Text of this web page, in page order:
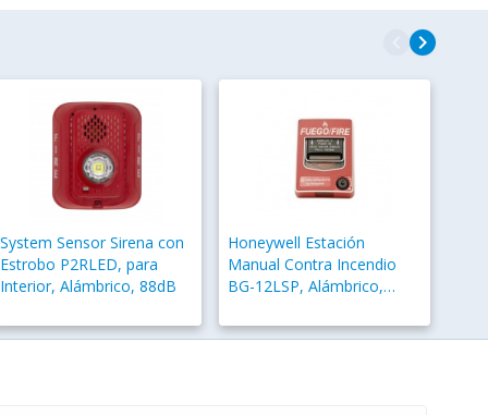
navigate_beforenavigate_next
System Sensor Sirena con
Estrobo P2RLED, para
Interior, Alámbrico, 88dB
Honeywell Estación
Manual Contra Incendio
BG-12LSP, Alámbrico,